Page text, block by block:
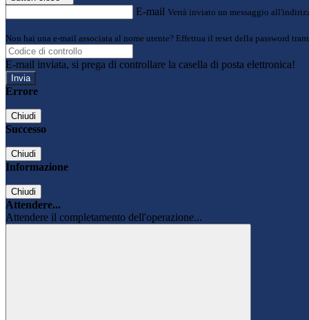
E-mail Verrà inviato un messaggio
Non hai una e-mail associata al nome utente? Effettua il reset della password
E-mail inviata, si prega di controllare la casella di posta elettronica!
Errore
Chiudi
Successo
Chiudi
Informazione
Chiudi
Attendere...
Attendere il completamento dell'operazione...